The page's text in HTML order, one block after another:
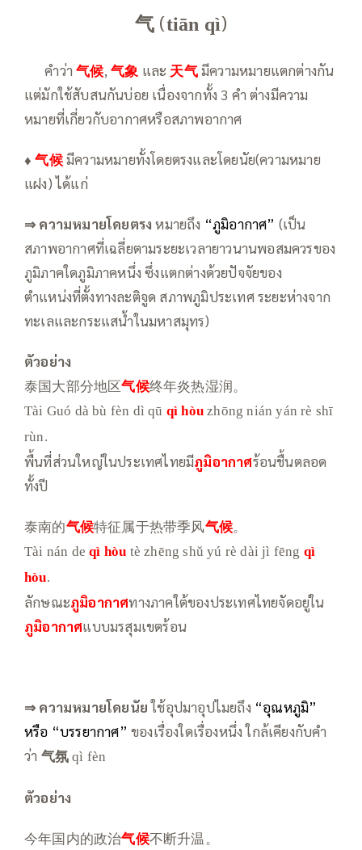
气 (tiān qì)
—–คำว่า气候,气象 และ 天气มีความหมายแตกต่างกัน
แต่มักใช้สับสนกันบ่อย เนื่องจากทั้ง 3 คำ ต่างมีความ
หมายที่เกี่ยวกับอากาศหรือสภาพอากาศ
♦气候มีความหมายทั้งโดยตรงและโดยนัย(ความหมาย
แฝง) ได้แก่
⇒ ความหมายโดยตรงหมายถึง “ภูมิอากาศ” (เป็น
สภาพอากาศที่เฉลี่ยตามระยะเวลายาวนานพอสมควรของ
ภูมิภาคใดภูมิภาคหนึ่ง ซึ่งแตกต่างด้วยปัจจัยของ
ตำแหน่งที่ตั้งทางละติจูด สภาพภูมิประเทศ ระยะห่างจาก
ทะเลและกระแสน้ำในมหาสมุทร)
ตัวอย่าง
泰国大部分地区气候终年炎热湿润。
Tài Guó dà bù fèn dì qū qì hòu zhōng nián yán rè shī
rùn.
พื้นที่ส่วนใหญ่ในประเทศไทยมีภูมิอากาศร้อนชื้นตลอด
ทั้งปี
泰南的气候特征属于热带季风气候。
Tài nán deqì hòu tè zhēng shǔ yú rè dài jì fēng qì
hòu.
ลักษณะภูมิอากาศทางภาคใต้ของประเทศไทยจัดอยู่ใน
ภูมิอากาศแบบมรสุมเขตร้อน
⇒ ความหมายโดยนัยใช้อุปมาอุปไมยถึง “อุณหภูมิ”
หรือ “บรรยากาศ” ของเรื่องใดเรื่องหนึ่ง ใกล้เคียงกับคำ
ว่า 气氛 qì fèn
ตัวอย่าง
今年国内的政治气候不断升温。